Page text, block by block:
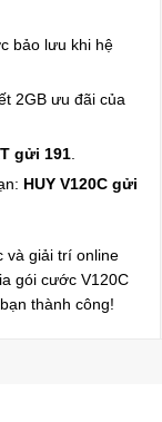
bảo lưu khi hệ
2GB ưu đãi của
gửi 191
HUY V120C gửi
và giải trí online
gói cước V120C
thành công!